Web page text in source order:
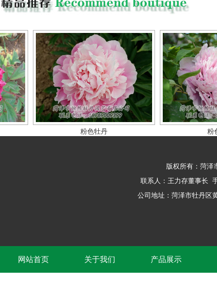
粉色牡丹 粉色
版权所有：菏
联系人：王力存董事长
公司地址：菏泽市牡丹区
网站首页 关于我们 产品展示